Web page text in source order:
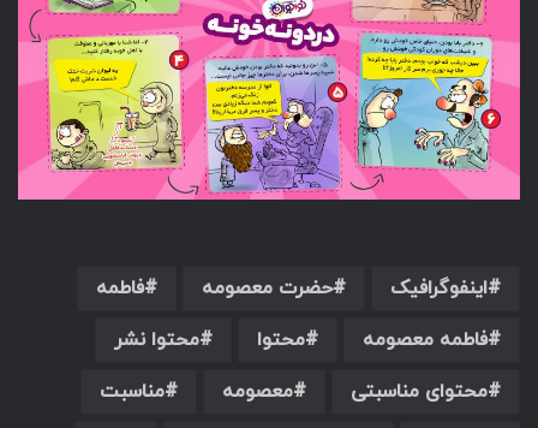
اینفوگرافیک حضرت معصومه
فاطمه
فاطمه معصومه
محتوا
محتوا نشر
محتوای مناسبتی
معصومه
مناسبت